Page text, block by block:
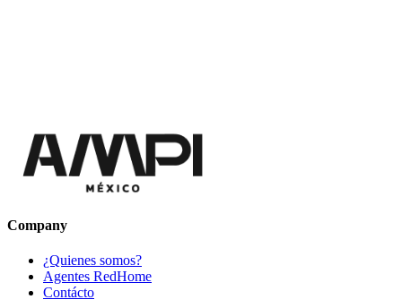
Company
¿Quienes somos?
Agentes RedHome
Contácto